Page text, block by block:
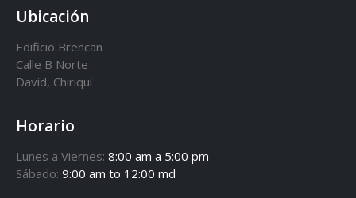
Ubicación
Edificio Brencan
Calle B Norte
David, Chiriquí
Horario
Lunes a Viernes: 8:00 am a 5:00 pm
Sábado: 9:00 am to 12:00 md